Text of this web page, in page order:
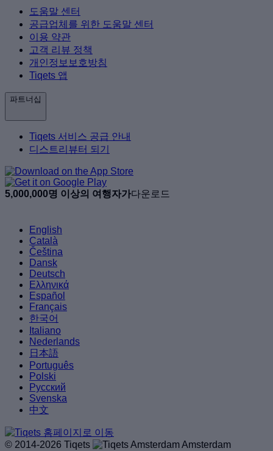
도움말 센터
공급업체를 위한 도움말 센터
이용 약관
고객 리뷰 정책
개인정보보호방침
Tiqets 앱
파트너십
Tiqets 서비스 공급 안내
디스트리뷰터 되기
5,000,000명 이상의 여행자가다운로드
English
Català
Čeština
Dansk
Deutsch
Ελληνικά
Español
Français
한국어
Italiano
Nederlands
日本語
Português
Polski
Русский
Svenska
中文
© 2014-2026 Tiqets
Amsterdam